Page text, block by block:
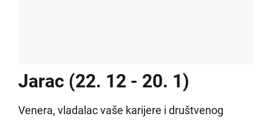
Jarac (22. 12 - 20. 1)
Venera, vladalac vaše karijere i društvenog